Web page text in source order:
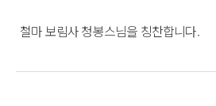
철마 보림사 청봉스님을 칭찬합니다.